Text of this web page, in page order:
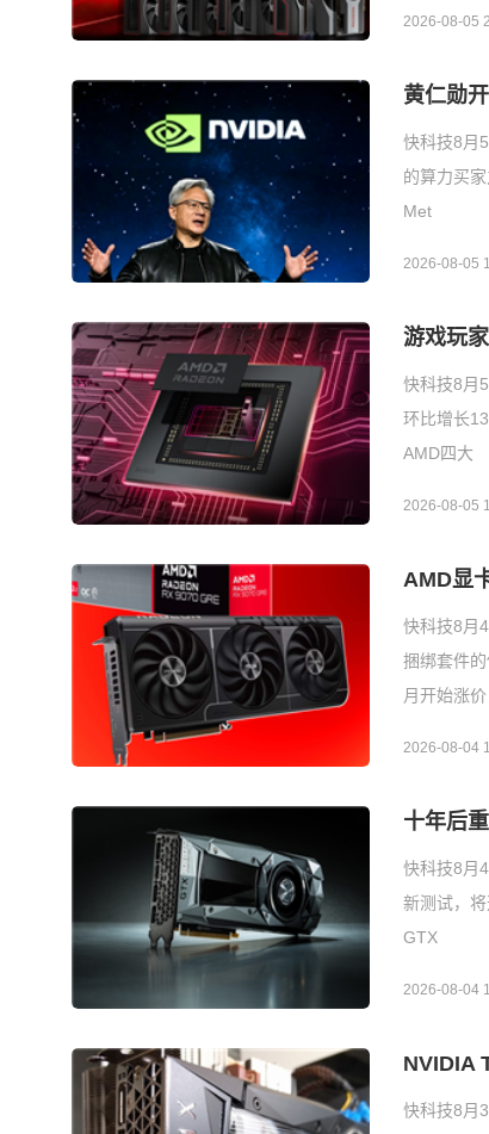
2026-08-05
黄仁勋
快科技8月
的算力买
Met
2026-08-05
游戏玩
快科技8月
环比增长
AMD四大
2026-08-05
AMD显
快科技8月
捆绑套件
月开始涨价
2026-08-04
十年后
快科技8月
新测试，
GTX
2026-08-04
NVIDIA
快科技8月